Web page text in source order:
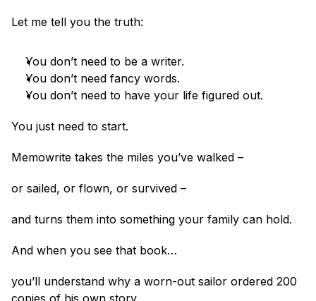
Let me tell you the truth:
You don’t need to be a writer.
You don’t need fancy words.
You don’t need to have your life figured out.
You just need to start.
Memowrite takes the miles you’ve walked –
or sailed, or flown, or survived –
and turns them into something your family can hold.
And when you see that book…
you’ll understand why a worn-out sailor ordered 200